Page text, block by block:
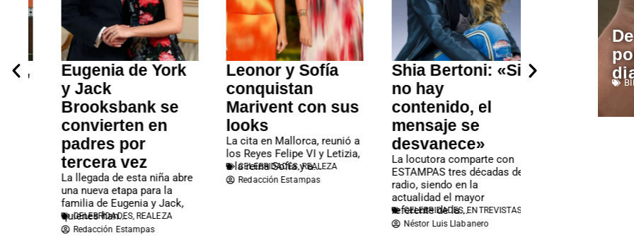
Eugenia de York
y Jack
Brooksbank se
convierten en
padres por
tercera vez
La llegada de esta niña abre
una nueva etapa para la
familia de Eugenia y Jack,
quienes han...
CELEBRIDADES,REALEZA
Redacción Estampas
Leonor y Sofía
conquistan
Marivent con sus
looks
La cita en Mallorca, reunió a
los Reyes Felipe VI y Letizia,
a la reina Sofía y a...
CELEBRIDADES,REALEZA
Redacción Estampas
Shia Bertoni: «Si
no hay
contenido, el
mensaje se
desvanece»
La locutora comparte con
ESTAMPAS tres décadas de
radio, siendo en la
actualidad el mayor
referente de la...
CELEBRIDADES,ENTREVISTAS
Néstor Luis Llabanero
Muere Linda
Olivier,